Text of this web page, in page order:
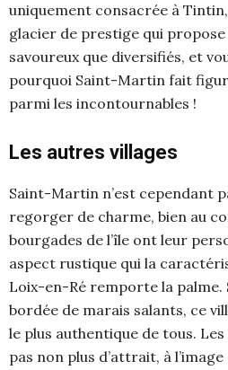
uniquement consacrée à
glacier de prestige qui
savoureux que diversifiés, et
pourquoi Saint-Martin fait
parmi les incontournables !
Les autres villages
Saint-Martin n’est cependant
regorger de charme, bien au
bourgades de l’île ont leur
aspect rustique qui la
Loix-en-Ré remporte la palme.
bordée de marais salants, ce
le plus authentique de tous.
pas non plus d’attrait, à